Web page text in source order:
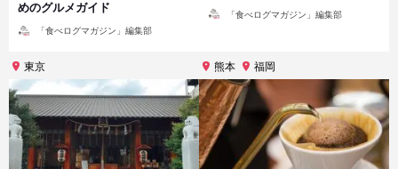
めのグルメガイド
「食べログマガジン」編集部
「食べログマガジン」編集部
東京 熊本 福岡